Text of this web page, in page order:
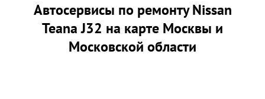
Автосервисы по ремонту Nissan
Teana J32 на карте Москвы и
Московской области